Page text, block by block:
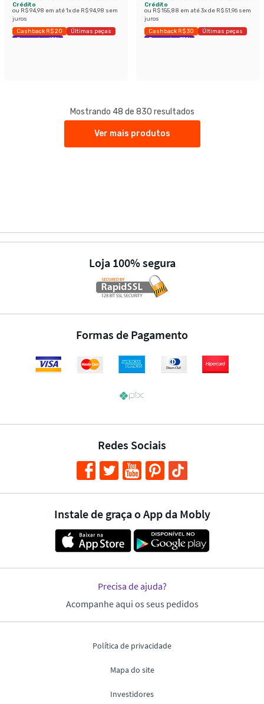
Crédito
ou R$ 94,98 em até1x de R$ 94,98 sem
juros
Cashback R$ 20
Últimas peças
Economize 49%
Crédito
ou R$ 155,88 em até3x de R$ 51,96 sem
juros
Cashback R$ 30
Últimas peças
Economize 39%
Mostrando 48 de 830 resultados
Ver mais produtos